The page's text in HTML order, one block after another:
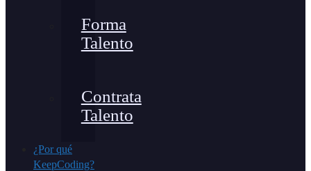
Forma
Talento
Contrata
Talento
¿Por qué
KeepCoding?